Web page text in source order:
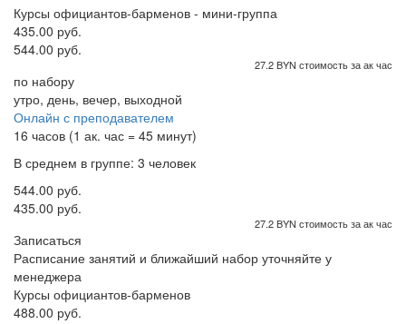
Курсы официантов-барменов - мини-группа
435.00 руб.
544.00 руб.
27.2 BYN стоимость за ак час
по набору
утро, день, вечер, выходной
Онлайн с преподавателем
16 часов (1 ак. час = 45 минут)
В среднем в группе: 3 человек
544.00 руб.
435.00 руб.
27.2 BYN стоимость за ак час
Записаться
Расписание занятий и ближайший набор уточняйте у
менеджера
Курсы официантов-барменов
488.00 руб.